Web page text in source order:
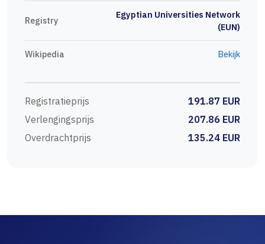
Registry
Egyptian Universities Network
(EUN)
Wikipedia Bekijk
Registratieprijs
191.87 EUR
Verlengingsprijs
207.86 EUR
Overdrachtprijs
135.24 EUR